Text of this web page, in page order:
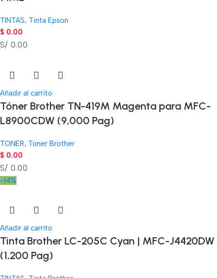
TINTAS, Tinta Epson
$ 0.00
S/ 0.00
Añadir al carrito
Tóner Brother TN-419M Magenta para MFC-
L8900CDW (9,000 Pag)
TONER, Toner Brother
$ 0.00
S/ 0.00
-14%
Añadir al carrito
Tinta Brother LC-205C Cyan | MFC-J4420DW
(1,200 Pag)